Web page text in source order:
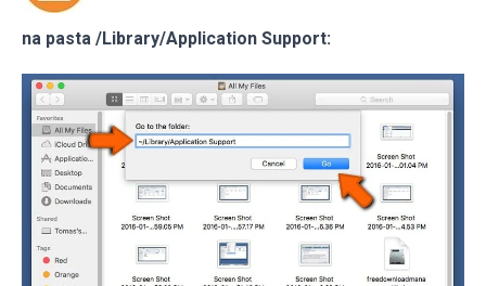
na pasta /Library/Application Support: